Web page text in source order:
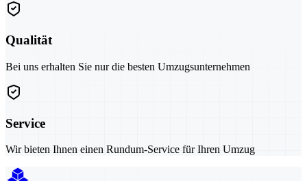
Qualität
Bei uns erhalten Sie nur die besten Umzugsunternehmen
Service
Wir bieten Ihnen einen Rundum-Service für Ihren Umzug